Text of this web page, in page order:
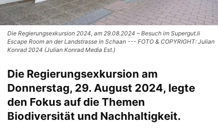
Die Regierungsexkursion 2024, am 29.08.2024 – Besuch im Supergut.li
Escape Room an der Landstrasse in Schaan --- FOTO & COPYRIGHT: Julian
Konrad 2024 (Julian Konrad Media Est.)
Die Regierungsexkursion am
Donnerstag, 29. August 2024, legte
den Fokus auf die Themen
Biodiversität und Nachhaltigkeit.